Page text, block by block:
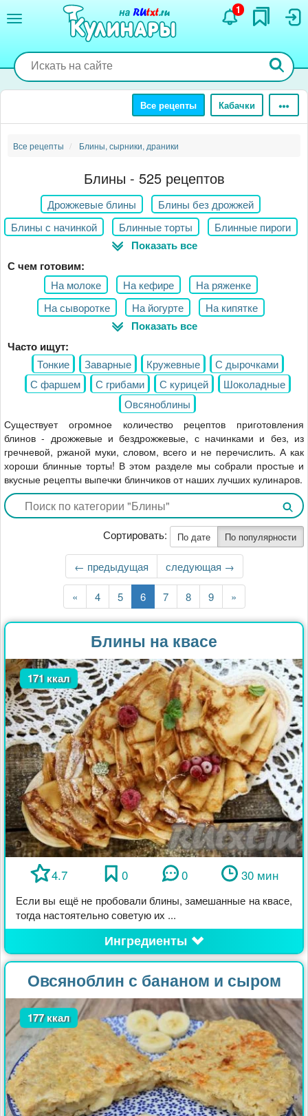
содержанию
1
Все рецепты Кабачки
Все рецепты Блины, сырники, драники
Блины - 525 рецептов
Дрожжевые блины
Блины без дрожжей
Блины с начинкой
Блинные торты
Блинные пироги
Толстые блины
Несладкие блины
Необычные блины
Показать все
С чем готовим:
На молоке На кефире
На ряженке
На сыворотке
На йогурте
На кипятке
На крахмале
С маком
С сыром C зеленью
С манкой
С овсянкой
С яблоками
Показать все
Часто ищут:
Тонкие Заварные Кружевные
С дырочками
С фаршем
С грибами С курицей
Шоколадные
Овсяноблины
Существует огромное количество рецептов приготовления
блинов - дрожжевые и бездрожжевые, с начинками и без, из
гречневой, ржаной муки, словом, всего и не перечислить. А как
хороши блинные торты! В этом разделе мы собрали простые и
вкусные рецепты выпечки блинчиков от наших лучших кулинаров.
Сортировать: По дате По популярности
←
← предыдущая
Следующая
страница
следующая →
Первая
страница
« Страница
4 Страница
5
Текущая
страница
6 Страница
7 Страница
8 Страница
9
Последняя
страница
»
Блины на квасе
171 ккал
4.7 0 0 30 мин
Если вы ещё не пробовали блины, замешанные на квасе,
тогда настоятельно советую их ...
Ингредиенты
Овсяноблин с бананом и сыром
177 ккал